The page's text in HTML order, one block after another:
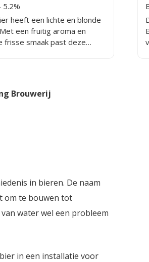
5.2%
heeft een lichte en blonde
een fruitig aroma en
frisse smaak past deze
Brouwerij
in bieren. De naam
om te bouwen tot
water wel een probleem
in een installatie voor